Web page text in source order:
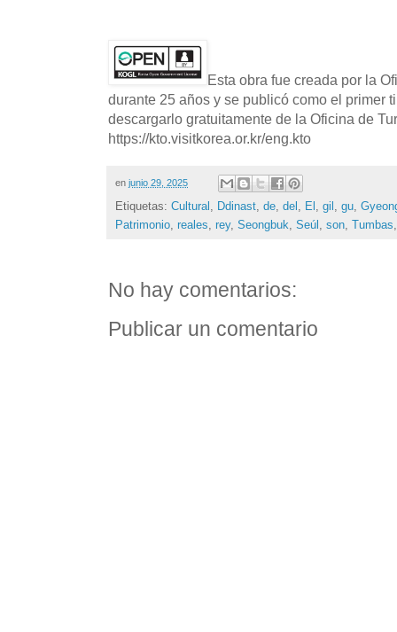
Esta obra fue creada por la
durante 25 años y se publicó como el primer
descargarlo gratuitamente de la Oficina de
https://kto.visitkorea.or.kr/eng.kto
en junio 29, 2025
Etiquetas: Cultural , Ddinast, de, del , El , gil , gu,
Patrimonio, reales, rey, Seongbuk, Seúl , son, Tumbas
No hay comentarios:
Publicar un comentario